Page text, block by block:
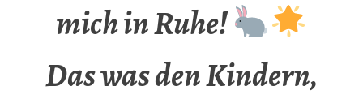
mich in Ruhe!
Das was den Kindern,